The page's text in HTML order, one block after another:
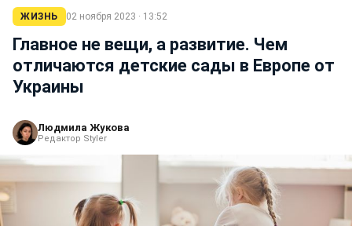
ЖИЗНЬ 02 ноября 2023 · 13:52
Главное не вещи, а развитие. Чем
отличаются детские сады в Европе от
Украины
Людмила Жукова
Редактор Styler